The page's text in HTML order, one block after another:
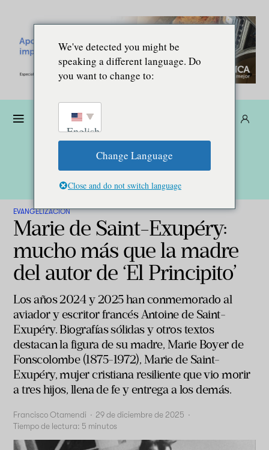
EVANGELIZACIÓN
Marie de Saint-Exupéry:
mucho más que la madre
del autor de ‘El Principito’
Los años 2024 y 2025 han conmemorado al
aviador y escritor francés Antoine de Saint-
Exupéry. Biografías sólidas y otros textos
destacan la figura de su madre, Marie Boyer de
Fonscolombe (1875-1972), Marie de Saint-
Exupéry, mujer cristiana resiliente que vio morir
a tres hijos, llena de fe y entrega a los demás.
Francisco Otamendi · 29 de diciembre de 2025 ·
Tiempo de lectura: 5 minutos
We've detected you might be
speaking a different language. Do
you want to change to:
English
Change Language
Close and do not switch language